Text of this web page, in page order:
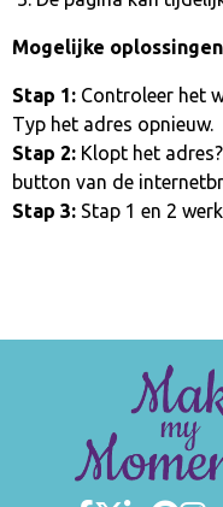
Mogelijke
Stap 1: Controleer het
Typ het adres opnieuw.
Stap 2: Klopt het
button van de
Stap 3: Stap 1 en 2